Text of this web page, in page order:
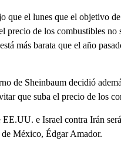
que el lunes que el objetivo
precio de los combustibles
más barata que el año
de Sheinbaum decidió
que suba el precio de los
e Israel contra Irán
México, Édgar Amador.